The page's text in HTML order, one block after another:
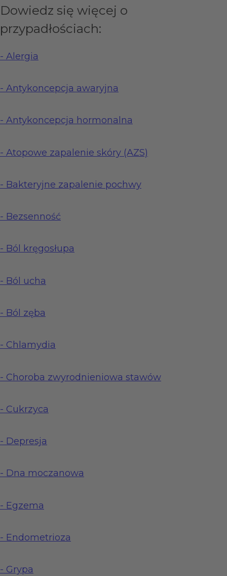
Dowiedz się więcej o
przypadłościach:
- Alergia
- Antykoncepcja awaryjna
- Antykoncepcja hormonalna
- Atopowe zapalenie skóry (AZS)
- Bakteryjne zapalenie pochwy
- Bezsenność
- Ból kręgosłupa
- Ból ucha
- Ból zęba
- Chlamydia
- Choroba zwyrodnieniowa stawów
- Cukrzyca
- Depresja
- Dna moczanowa
- Egzema
- Endometrioza
- Grypa